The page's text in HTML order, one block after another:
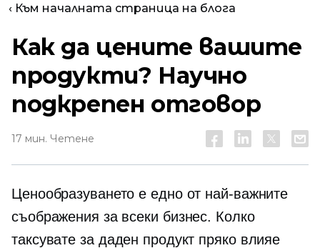
‹ Към началната страница на блога
Как да цените вашите
продукти? Научно
подкрепен отговор
17 мин. Четене
Ценообразуването е едно от най-важните
съображения за всеки бизнес. Колко
таксувате за даден продукт пряко влияе